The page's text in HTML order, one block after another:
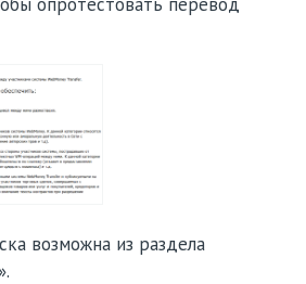
возможна из раздела